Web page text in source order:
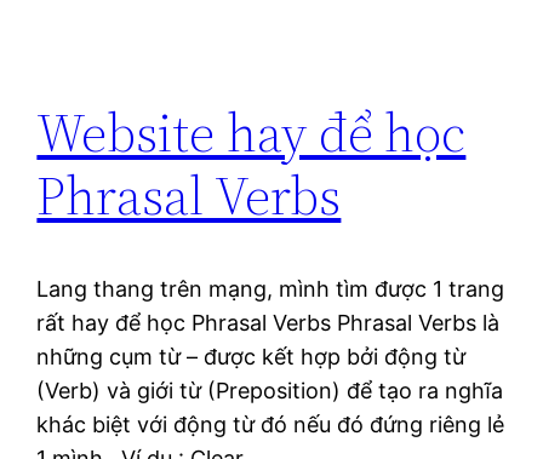
Website hay để học
Phrasal Verbs
Lang thang trên mạng, mình tìm được 1 trang
rất hay để học Phrasal Verbs Phrasal Verbs là
những cụm từ – được kết hợp bởi động từ
(Verb) và giới từ (Preposition) để tạo ra nghĩa
khác biệt với động từ đó nếu đó đứng riêng lẻ